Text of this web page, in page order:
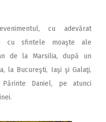
cu adevărat
cu sfintele moaşte ale
de la Marsilia, după un
la Bucureşti, Iaşi şi Galaţi,
Daniel, pe atunci